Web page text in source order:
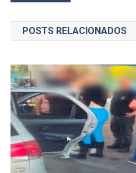
de
Post
POSTS RELACIONADOS